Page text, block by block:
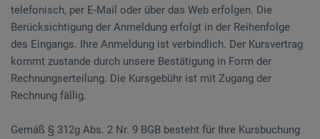
telefonisch, per E-Mail oder über das Web erfolgen. Die
Berücksichtigung der Anmeldung erfolgt in der Reihenfolge
des Eingangs. Ihre Anmeldung ist verbindlich. Der Kursvertrag
kommt zustande durch unsere Bestätigung in Form der
Rechnungserteilung. Die Kursgebühr ist mit Zugang der
Rechnung fällig.
Gemäß § 312g Abs. 2 Nr. 9 BGB besteht für Ihre Kursbuchung